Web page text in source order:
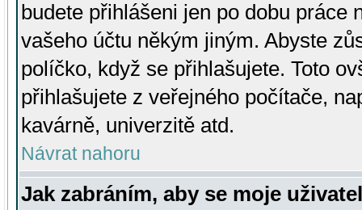
budete přihlášeni jen po dobu práce
vašeho účtu někým jiným. Abyste
políčko, když se přihlašujete. Toto
přihlašujete z veřejného počítače,
kavárně, univerzitě atd.
Návrat nahoru
Jak zabráním, aby se moje